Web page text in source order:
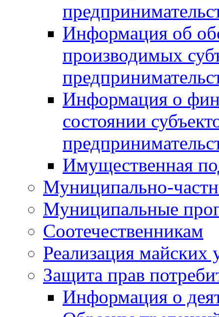
Информация об
производимых
Информация о
состоянии
Имущественная
Муниципально-
Муниципальные
Соотечественникам
Реализация майских
Защита прав
Информация о